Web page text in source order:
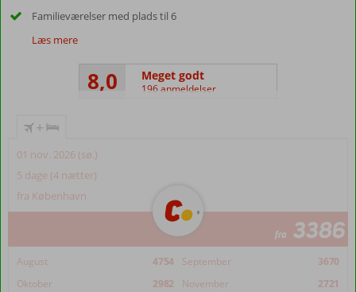
Familieværelser med plads til 6
Læs mere
8,0 Meget godt
196 anmeldelser
+
01 nov. 2026 (sø.)
5 dage (4 nætter)
fra København
fra 3386
August 4754 September
3670
Oktober
2982 November 2721